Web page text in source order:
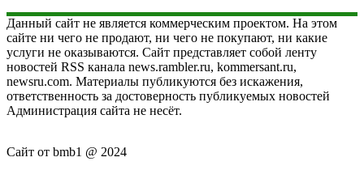
Данный сайт не является коммерческим проектом. На этом
сайте ни чего не продают, ни чего не покупают, ни какие
услуги не оказываются. Сайт представляет собой ленту
новостей RSS канала news.rambler.ru, kommersant.ru,
newsru.com. Материалы публикуются без искажения,
ответственность за достоверность публикуемых новостей
Администрация сайта не несёт.
Сайт от bmb1 @ 2024